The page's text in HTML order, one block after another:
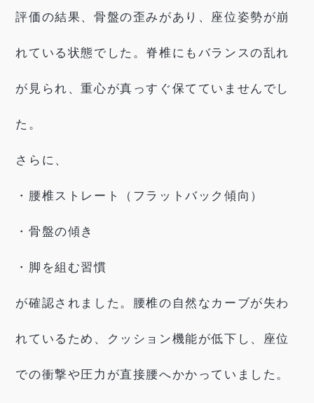
評価の結果、骨盤の歪みがあり、座位姿勢が崩
れている状態でした。脊椎にもバランスの乱れ
が見られ、重心が真っすぐ保てていませんでし
た。
さらに、
・腰椎ストレート（フラットバック傾向）
・骨盤の傾き
・脚を組む習慣
が確認されました。腰椎の自然なカーブが失わ
れているため、クッション機能が低下し、座位
での衝撃や圧力が直接腰へかかっていました。